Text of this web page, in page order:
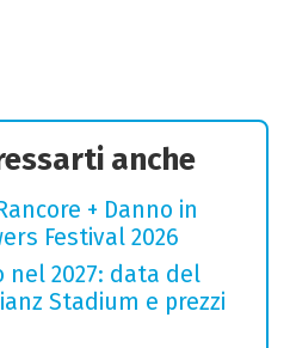
anche
+ Danno in
Festival 2026
nel 2027: data del
Stadium e prezzi